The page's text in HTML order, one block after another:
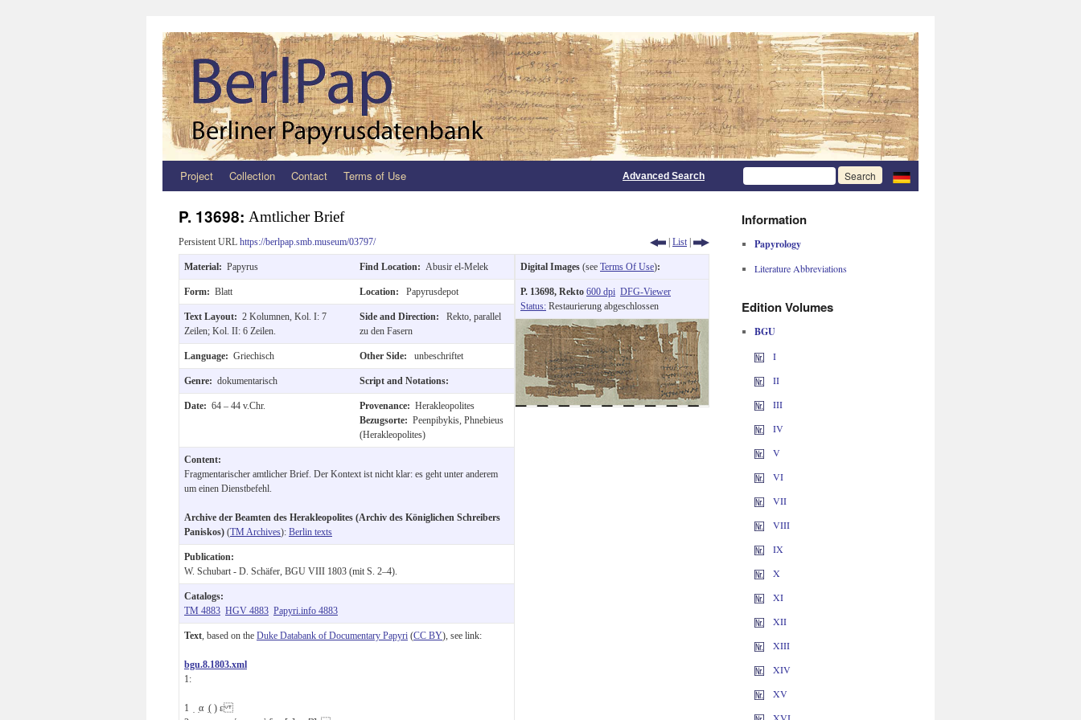
Zum
springen
Project Collection Contact Terms of Use Advanced Search
P. 13698: Amtlicher Brief
Persistent URL https://berlpap.smb.museum/03797/ | List |
Material: Papyrus Find Location: Abusir el-Melek
Form: Blatt Location: Papyrusdepot
Text Layout: 2 Kolumnen, Kol. I: 7
Zeilen; Kol. II: 6 Zeilen.
Side and Direction:
Rekto, parallel
zu den Fasern
Language: Griechisch Other Side: unbeschriftet
Genre: dokumentarisch Script and Notations:
Date: 64 – 44 v.Chr. Provenance: Herakleopolites
Bezugsorte: Peenpibykis, Phnebieus
(Herakleopolites)
Content:
Fragmentarischer amtlicher Brief. Der Kontext ist nicht klar: es geht unter anderem
um einen Dienstbefehl.
Archive der Beamten des Herakleopolites (Archiv des Königlichen Schreibers
Paniskos) (TM Archives): Berlin texts
Publication:
W. Schubart - D. Schäfer, BGU VIII 1803 (mit S. 2–4).
Catalogs:
TM 4883 HGV 4883 Papyri.info 4883
Text , based on the Duke Databank of Documentary Papyri (CC BY), see link:
bgu.8.1803.xml
1:
1 ̣ ̣α ̣( ) ε
Digital Images (see Terms Of Use):
P. 13698, Rekto 600 dpi DFG-Viewer
Status: Restaurierung abgeschlossen
Information
Papyrology
Literature Abbreviations
Edition Volumes
BGU
I
II
III
IV
V
VI
VII
VIII
IX
X
XI
XII
XIII
XIV
XV